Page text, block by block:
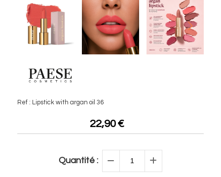
Ref : Lipstick with argan oil 36
22,90€
Quantité :